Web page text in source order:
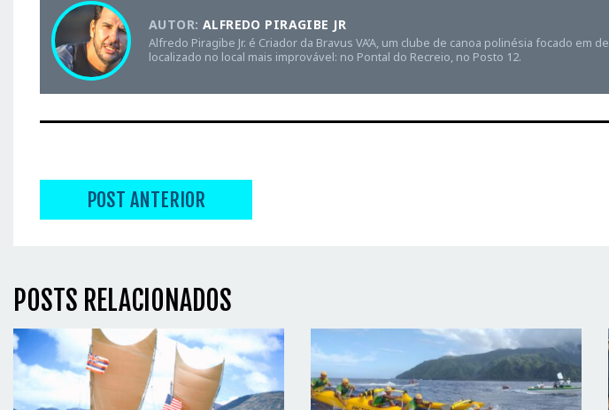
AUTOR: ALFREDO PIRAGIBE JR
Alfredo Piragibe Jr. é Criador da Bravus VA’A, um clube de canoa polinésia focado em
localizado no local mais improvável: no Pontal do Recreio, no Posto 12.
POST ANTERIOR
POSTS RELACIONADOS